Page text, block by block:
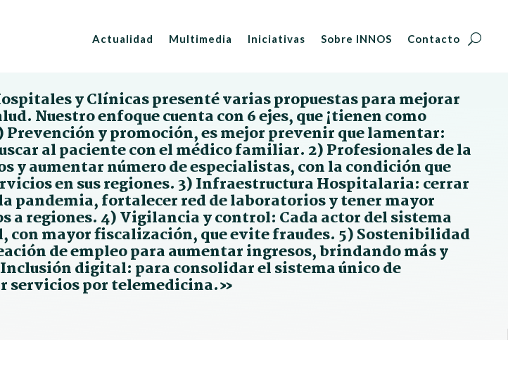
Actualidad Multimedia Iniciativas Sobre INNOS Contacto
y Clínicas presenté varias propuestas para mejorar
Nuestro enfoque cuenta con 6 ejes, que ¡tienen como
Prevención y promoción, es mejor prevenir que lamentar:
al paciente con el médico familiar. 2) Profesionales de la
y aumentar número de especialistas, con la condición que
en sus regiones. 3) Infraestructura Hospitalaria: cerrar
pandemia, fortalecer red de laboratorios y tener mayor
a regiones. 4) Vigilancia y control: Cada actor del sistema
con mayor fiscalización, que evite fraudes. 5) Sostenibilidad
de empleo para aumentar ingresos, brindando más y
digital: para consolidar el sistema único de
servicios por telemedicina.»